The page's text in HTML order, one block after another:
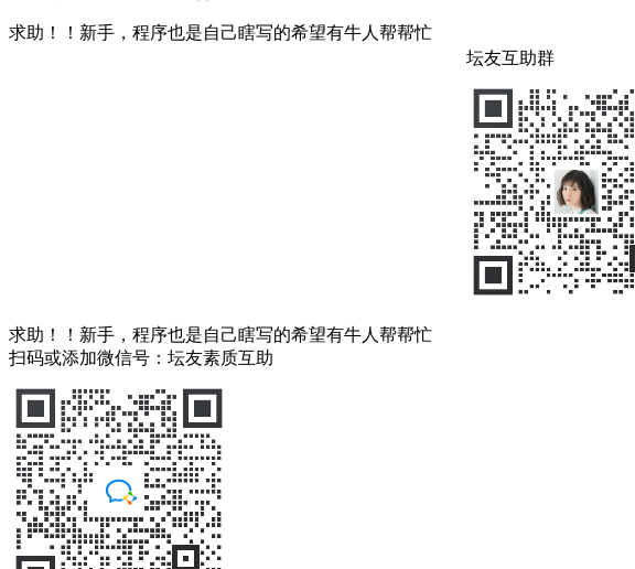
求助！！新手，程序也是自己瞎写的希望有牛人帮帮忙
坛友互助群
求助！！新手，程序也是自己瞎写的希望有牛人帮帮忙
扫码或添加微信号：坛友素质互助